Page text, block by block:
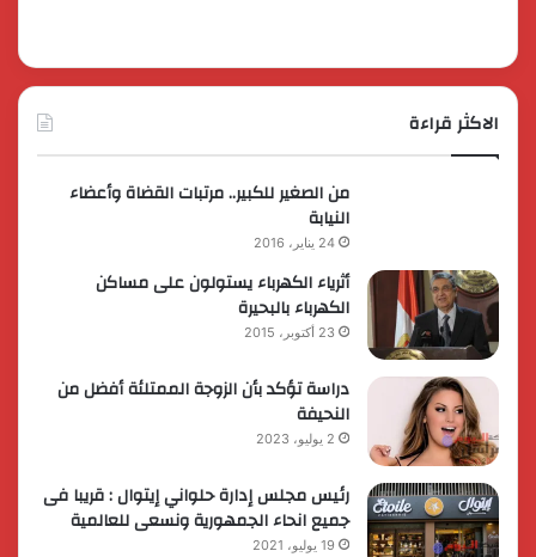
الاكثر قراءة
من الصغير للكبير.. مرتبات القضاة وأعضاء
النيابة
24 يناير، 2016
أثرياء الكهرباء يستولون على مساكن
الكهرباء بالبحيرة
23 أكتوبر، 2015
دراسة تؤكد بأن الزوجة الممتلئة أفضل من
النحيفة
2 يوليو، 2023
رئيس مجلس إدارة حلواني إيتوال : قريبا فى
جميع انحاء الجمهورية ونسعى للعالمية
19 يوليو، 2021